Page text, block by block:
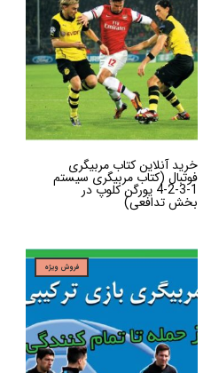
خرید آنلاین کتاب مربیگری
فوتبال (کتاب مربیگری سیستم
1-3-2-4 یورگن کلوپ در
بخش تدافعی)
فروش ویژه